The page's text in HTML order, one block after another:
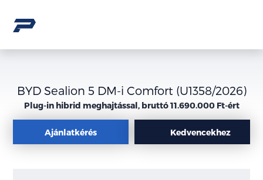
BYD Sealion 5 DM-i Comfort (U1358/2026)
Plug-in hibrid meghajtással, bruttó 11.690.000 Ft-ért
Ajánlatkérés Kedvencekhez